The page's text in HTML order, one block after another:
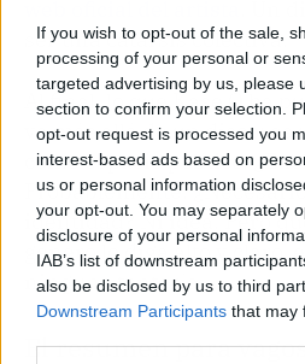
If you wish to opt-out of the sale,
processing of your personal or
targeted advertising by us, please
section to confirm your selection.
opt-out request is processed you
interest-based ads based on
us or personal information
your opt-out. You may separately
disclosure of your personal
IAB’s list of downstream
also be disclosed by us to third
Downstream Participants that may
ser una catarsis colectiva.
Al final, lo que Kase.O ha
va más allá de un disco: es
como espacio político.
Probablemente.
identidad? Ni idea. Pero
género lo diga alto y claro,
ninguna tontería.
El resumen para